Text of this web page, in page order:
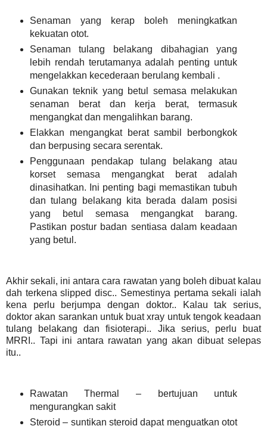
Senaman yang kerap boleh meningkatkan
kekuatan otot.
Senaman tulang belakang dibahagian yang
lebih rendah terutamanya adalah penting untuk
mengelakkan kecederaan berulang kembali .
Gunakan teknik yang betul semasa melakukan
senaman berat dan kerja berat, termasuk
mengangkat dan mengalihkan barang.
Elakkan mengangkat berat sambil berbongkok
dan berpusing secara serentak.
Penggunaan pendakap tulang belakang atau
korset semasa mengangkat berat adalah
dinasihatkan. Ini penting bagi memastikan tubuh
dan tulang belakang kita berada dalam posisi
yang betul semasa mengangkat barang.
Pastikan postur badan sentiasa dalam keadaan
yang betul.
Akhir sekali, ini antara cara rawatan yang boleh dibuat kalau
dah terkena slipped disc.. Semestinya pertama sekali ialah
kena perlu berjumpa dengan doktor.. Kalau tak serius,
doktor akan sarankan untuk buat xray untuk tengok keadaan
tulang belakang dan fisioterapi.. Jika serius, perlu buat
MRRI.. Tapi ini antara rawatan yang akan dibuat selepas
itu..
Rawatan Thermal – bertujuan untuk
mengurangkan sakit
Steroid – suntikan steroid dapat menguatkan otot